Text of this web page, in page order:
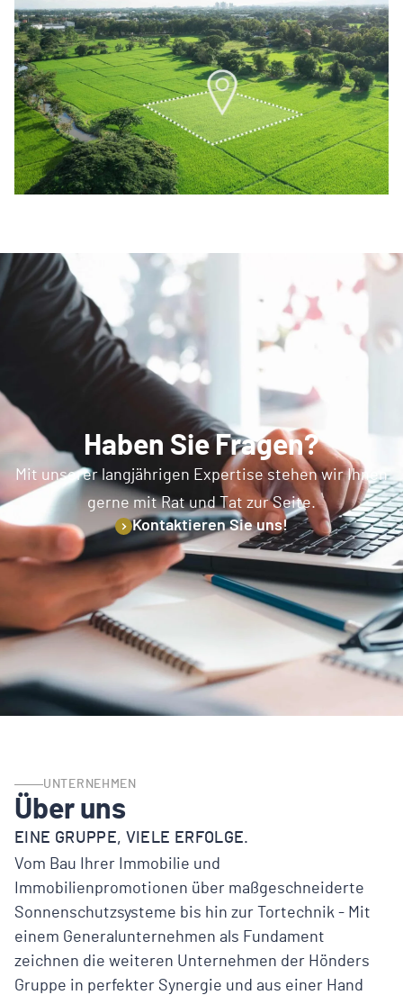
Haben Sie Fragen?
Mit unserer langjährigen Expertise stehen wir Ihnen
gerne mit Rat und Tat zur Seite.
Kontaktieren Sie uns!
UNTERNEHMEN
Über uns
EINE GRUPPE, VIELE ERFOLGE.
Vom Bau Ihrer Immobilie und
Immobilienpromotionen über maßgeschneiderte
Sonnenschutzsysteme bis hin zur Tortechnik - Mit
einem Generalunternehmen als Fundament
zeichnen die weiteren Unternehmen der Hönders
Gruppe in perfekter Synergie und aus einer Hand